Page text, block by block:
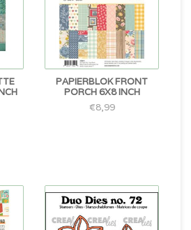
PAPIERBLOK FRONT
PORCH 6X8 INCH
€8,99